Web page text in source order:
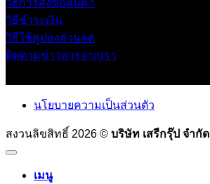
วิธีการสั่งซื้อสินค้า
วิธีชำระเงิน
วิธีใช้คูปองส่วนลด
ติดตามข่าวสารจากเรา
นโยบายความเป็นส่วนตัว
สงวนลิขสิทธิ์ 2026 © บริษัท เสรีกรุ๊ป จำกัด
เมนู